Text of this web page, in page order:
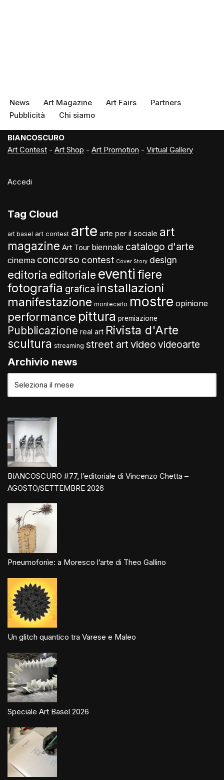
News Art Magazine Art Fairs
Partners
Pubblicità
Chi siamo
BIANCOSCURO
Art Contest - Art Shop - Art Promotion - Virtual Gallery
Accedi
Tag Cloud
art basel art contest arte arte per il sociale art
magazine Art Tour biennale catalogo d'arte
cinema concorso contest Cover Story design
editoria editoriale eventi fiere
fotografia grafica installazioni
manifestazione montecarlo mostre opinione
performance pittura premiazione
Pubblicazione real art Rivista d'Arte
scultura streaming street art video videoarte
Archivio news
BIANCOSCURO #77, l’editoriale di Vincenzo Chetta –
AGOSTO/SETTEMBRE 2026
Pneumofonìe: a Moresco l’arte di Theo Gallino
Un glitch quantico tra Varese e Maleo
Speciale Art Basel 2026